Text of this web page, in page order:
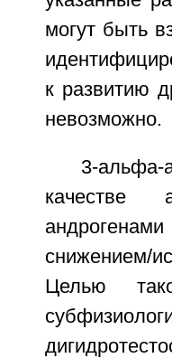
могут быть
к развитию
невозможно.
3-
качестве
снижением/
Целью